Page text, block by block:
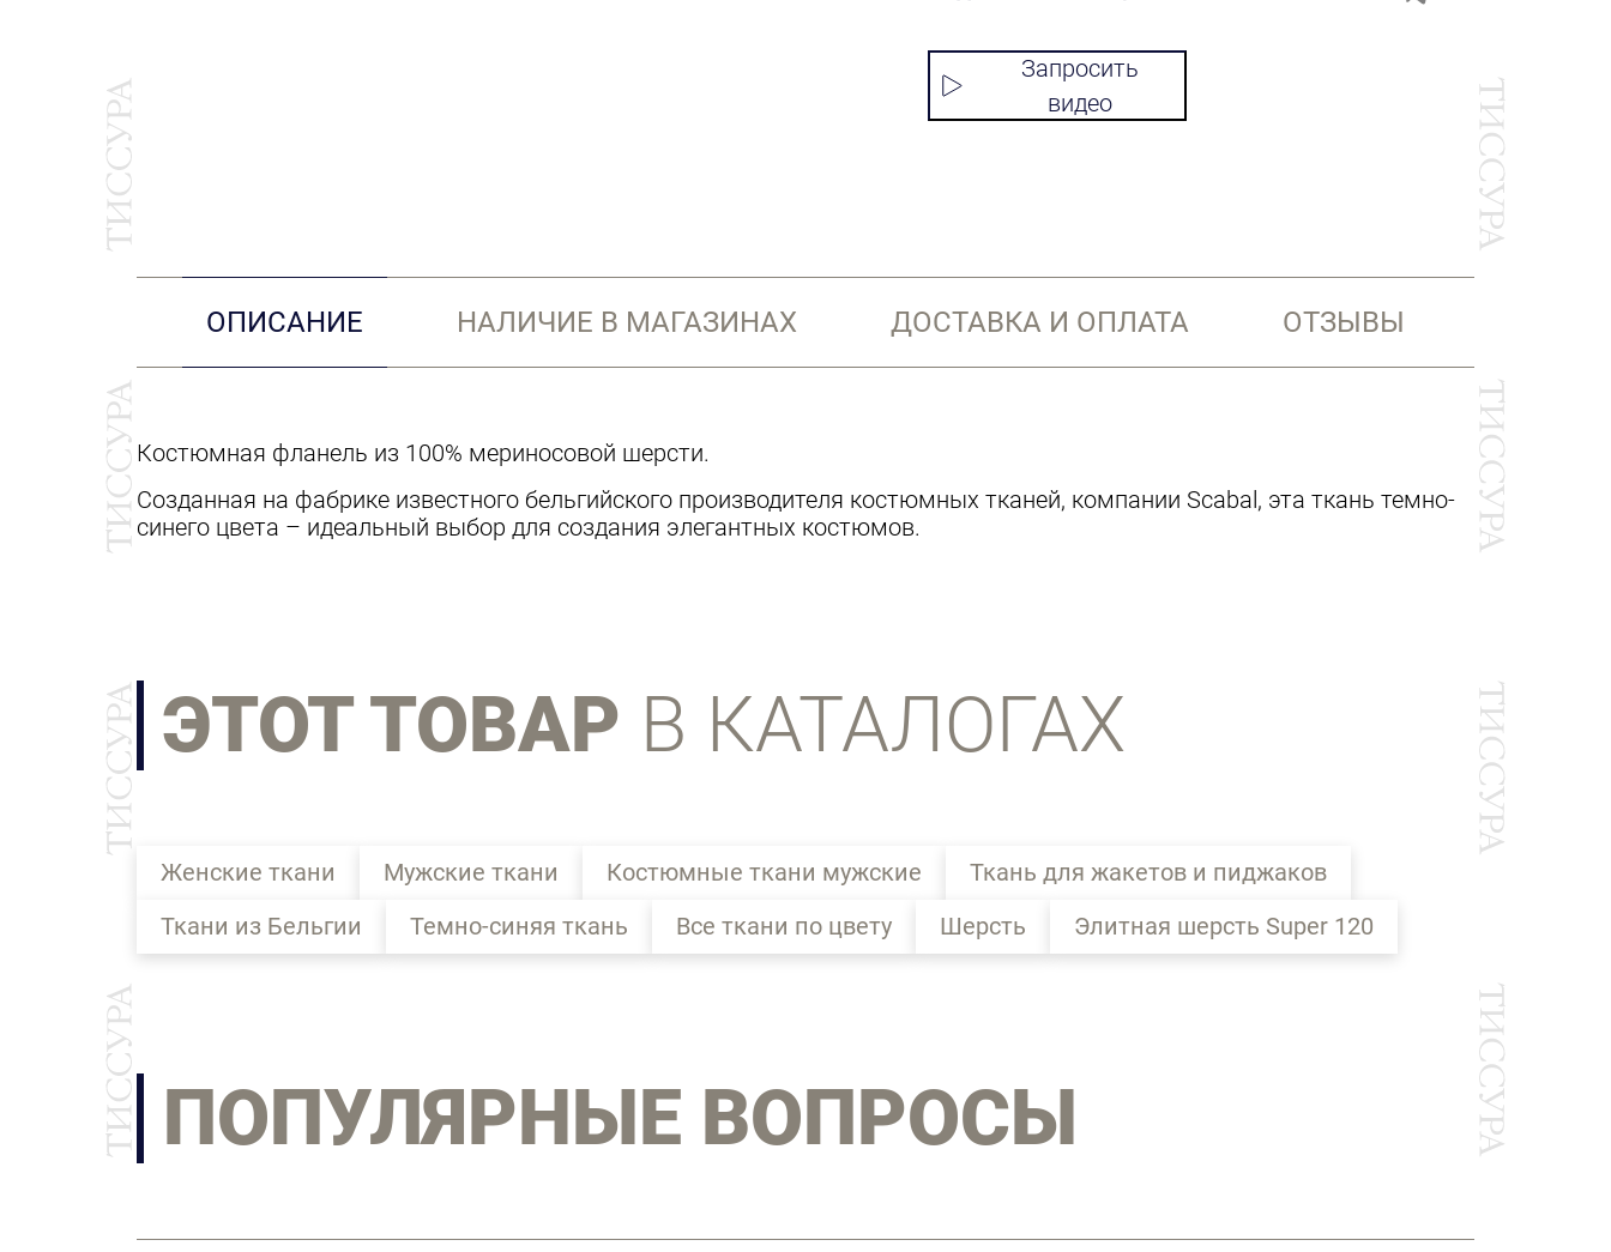
Запросить
видео
ОПИСАНИЕ НАЛИЧИЕ В МАГАЗИНАХ ДОСТАВКА И ОПЛАТА ОТЗЫВЫ
Костюмная фланель из 100% мериносовой шерсти.
Созданная на фабрике известного бельгийского производителя костюмных тканей, компании Scabal, эта ткань темно-
синего цвета – идеальный выбор для создания элегантных костюмов.
ЭТОТ ТОВАР В КАТАЛОГАХ
Женские ткани Мужские ткани Костюмные ткани мужские
Ткань для жакетов и пиджаков
Ткани из Бельгии
Темно-синяя ткань Все ткани по цвету Шерсть Элитная шерсть Super 120
ПОПУЛЯРНЫЕ ВОПРОСЫ